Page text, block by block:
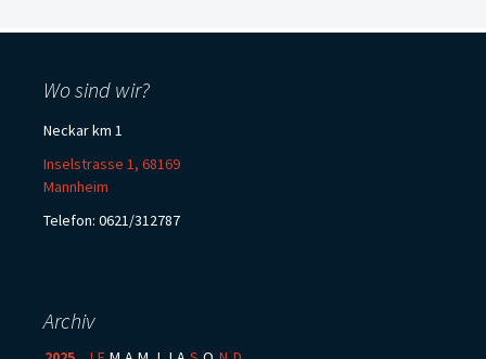
Wo sind wir?
Neckar km 1
Inselstrasse 1, 68169
Mannheim
Telefon: 0621/312787
Archiv